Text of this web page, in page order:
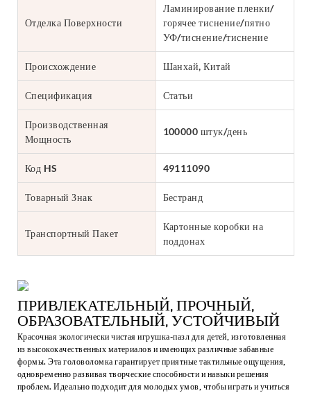
Отделка Поверхности
Ламинирование пленки/
горячее тиснение/пятно
УФ/тиснение/тиснение
Происхождение Шанхай, Китай
Спецификация Статьи
Производственная
Мощность
100000 штук/день
Код HS 49111090
Товарный Знак Бестранд
Транспортный Пакет
Картонные коробки на
поддонах
ПРИВЛЕКАТЕЛЬНЫЙ, ПРОЧНЫЙ,
ОБРАЗОВАТЕЛЬНЫЙ, УСТОЙЧИВЫЙ
Красочная экологически чистая игрушка-пазл для детей, изготовленная
из высококачественных материалов и имеющих различные забавные
формы. Эта головоломка гарантирует приятные тактильные ощущения,
одновременно развивая творческие способности и навыки решения
проблем. Идеально подходит для молодых умов, чтобы играть и учиться